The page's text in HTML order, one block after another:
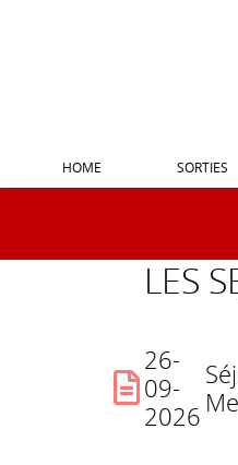
HOME SORTIES
LES
26-
09-
2026